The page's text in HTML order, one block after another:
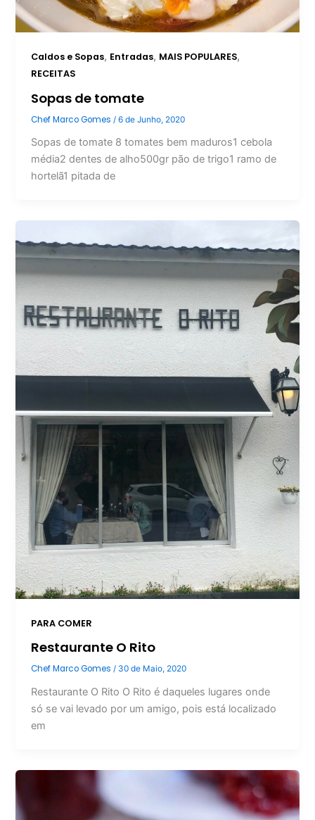
Caldos e Sopas, Entradas, MAIS POPULARES,
RECEITAS
Sopas de tomate
Chef Marco Gomes/6 de Junho, 2020
Sopas de tomate 8 tomates bem maduros1 cebola
média2 dentes de alho500gr pão de trigo1 ramo de
hortelã1 pitada de
PARA COMER
Restaurante O Rito
Chef Marco Gomes/ 30 de Maio, 2020
Restaurante O Rito O Rito é daqueles lugares onde
só se vai levado por um amigo, pois está localizado
em